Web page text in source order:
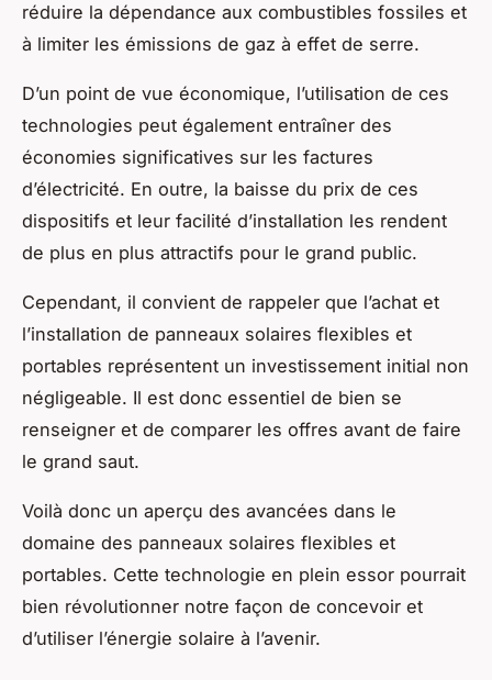
réduire la dépendance aux combustibles fossiles et
à limiter les émissions de gaz à effet de serre.
D’un point de vue économique, l’utilisation de ces
technologies peut également entraîner des
économies significatives sur les factures
d’électricité. En outre, la baisse du prix de ces
dispositifs et leur facilité d’installation les rendent
de plus en plus attractifs pour le grand public.
Cependant, il convient de rappeler que l’achat et
l’installation de panneaux solaires flexibles et
portables représentent un investissement initial non
négligeable. Il est donc essentiel de bien se
renseigner et de comparer les offres avant de faire
le grand saut.
Voilà donc un aperçu des avancées dans le
domaine des panneaux solaires flexibles et
portables. Cette technologie en plein essor pourrait
bien révolutionner notre façon de concevoir et
d’utiliser l’énergie solaire à l’avenir.